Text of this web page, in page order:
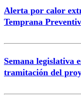
Alerta por calor
Temprana
Semana legislativa
tramitación del